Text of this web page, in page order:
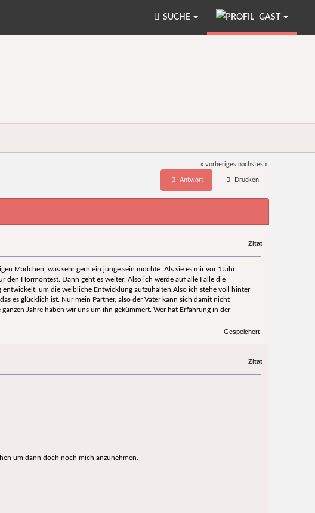
GAST
SUCHE
« vorheriges nächstes »
Antwort Drucken
Zitat
Mädchen, was sehr gern ein junge sein möchte. Als sie es mir vor 1Jahr
den Hormontest. Dann geht es weiter. Also ich werde auf alle Fälle die
um die weibliche Entwicklung aufzuhalten.Also ich stehe voll hinter
es glücklich ist. Nur mein Partner, also der Vater kann sich damit nicht
Jahre haben wir uns um ihn gekümmert. Wer hat Erfahrung in der
Gespeichert
Zitat
um dann doch noch mich anzunehmen.